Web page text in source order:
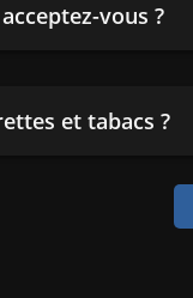
vous ?
et tabacs ?